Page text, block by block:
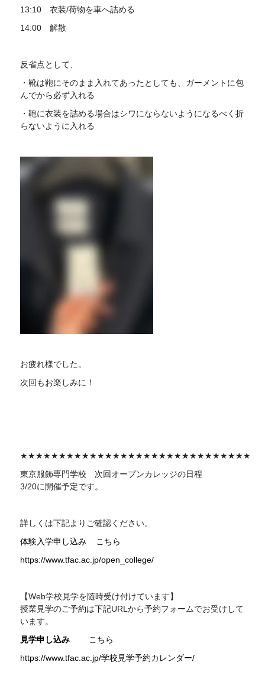
13:10 衣装/荷物を車へ詰める
14:00 解散
反省点として、
・靴は鞄にそのまま入れてあったとしても、ガーメントに包
んでから必ず入れる
・鞄に衣装を詰める場合はシワにならないようになるべく折
らないように入れる
お疲れ様でした。
次回もお楽しみに！
★★★★★★★★★★★★★★★★★★★★★★★★★★★★★★
東京服飾専門学校 次回 オープンカレッジの日程
3/20に開催予定です。
詳しくは下記よりご確認ください。
体験入学申し込み
こちら
https://www.tfac.ac.jp/open_college/
【Web学校見学を随時受け付けています】
授業見学のご予約は下記URL から予約フォームでお受けして
います。
見学申し込み
こちら
https://www.tfac.ac.jp/学校見学予約カレンダー/